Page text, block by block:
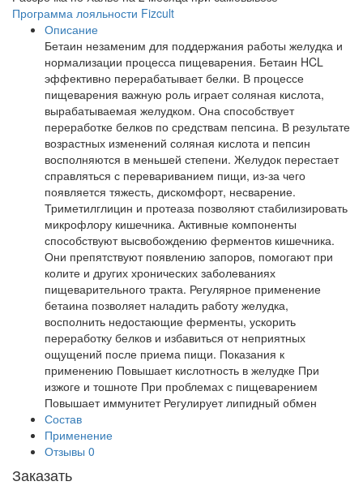
Программа лояльности Fizcult
Описание
Бетаин незаменим для поддержания работы желудка и
нормализации процесса пищеварения. Бетаин HCL
эффективно перерабатывает белки. В процессе
пищеварения важную роль играет соляная кислота,
вырабатываемая желудком. Она способствует
переработке белков по средствам пепсина. В результате
возрастных изменений соляная кислота и пепсин
восполняются в меньшей степени. Желудок перестает
справляться с перевариванием пищи, из-за чего
появляется тяжесть, дискомфорт, несварение.
Триметилглицин и протеаза позволяют стабилизировать
микрофлору кишечника. Активные компоненты
способствуют высвобождению ферментов кишечника.
Они препятствуют появлению запоров, помогают при
колите и других хронических заболеваниях
пищеварительного тракта. Регулярное применение
бетаина позволяет наладить работу желудка,
восполнить недостающие ферменты, ускорить
переработку белков и избавиться от неприятных
ощущений после приема пищи. Показания к
применению Повышает кислотность в желудке При
изжоге и тошноте При проблемах с пищеварением
Повышает иммунитет Регулирует липидный обмен
Состав
Применение
Отзывы 0
Заказать